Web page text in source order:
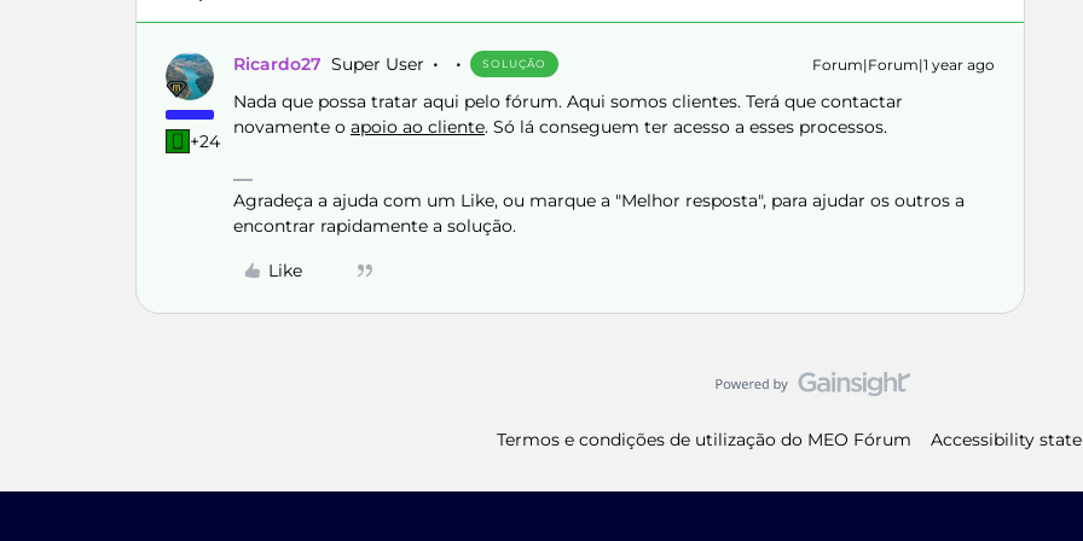
+24
Ricardo27 Super User SOLUÇÃO Forum|Forum|1 year ago
Nada que possa tratar aqui pelo fórum. Aqui somos clientes. Terá que contactar
novamente o apoio ao cliente. Só lá conseguem ter acesso a esses processos.
Agradeça a ajuda com um Like, ou marque a "Melhor resposta", para ajudar os outros a
encontrar rapidamente a solução.
Like
Termos e condições de utilização do MEO Fórum Accessibility